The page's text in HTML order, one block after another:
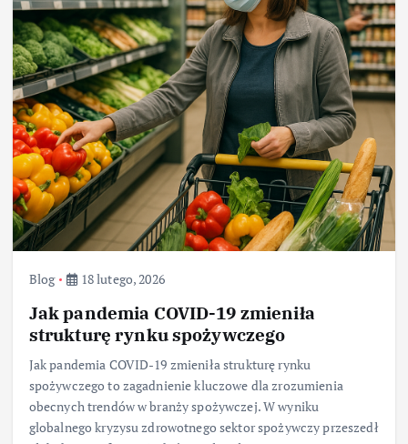
Blog 18 lutego, 2026
Jak pandemia COVID-19 zmieniła
strukturę rynku spożywczego
Jak pandemia COVID-19 zmieniła strukturę rynku
spożywczego to zagadnienie kluczowe dla zrozumienia
obecnych trendów w branży spożywczej. W wyniku
globalnego kryzysu zdrowotnego sektor spożywczy przeszedł